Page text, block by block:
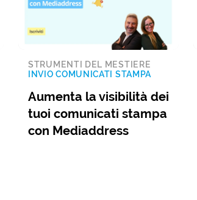
STRUMENTI DEL MESTIERE
INVIO COMUNICATI STAMPA
Aumenta la visibilità dei
tuoi comunicati stampa
con Mediaddress